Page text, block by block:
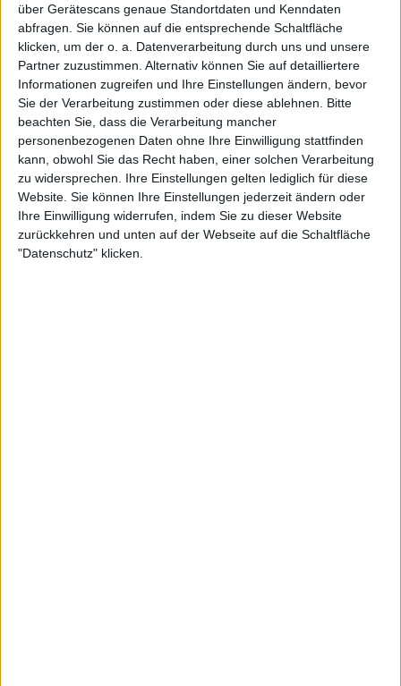
über Gerätescans genaue Standortdaten und Kenndaten
abfragen. Sie können auf die entsprechende Schaltfläche
klicken, um der o. a. Datenverarbeitung durch uns und unsere
Partner zuzustimmen. Alternativ können Sie auf detailliertere
Informationen zugreifen und Ihre Einstellungen ändern, bevor
Sie der Verarbeitung zustimmen oder diese ablehnen.
Bitte
beachten Sie, dass die Verarbeitung mancher
personenbezogenen Daten ohne Ihre Einwilligung stattfinden
kann, obwohl Sie das Recht haben, einer solchen Verarbeitung
zu widersprechen. Ihre Einstellungen gelten lediglich für diese
Website. Sie können Ihre Einstellungen jederzeit ändern oder
Ihre Einwilligung widerrufen, indem Sie zu dieser Website
zurückkehren und unten auf der Webseite auf die Schaltfläche
"Datenschutz" klicken.
Tagesform als in ungebremster Gänze. Wer das
musikalische Schaffen des Künstlers bisher gefeiert hat,
kommt an SCORPION MILK nicht vorbei. Aber auch
Hörerinnen und Hörer mit einem Faible für
apokalyptischen Post-Punk sollten unbedingt ein Ohr
riskieren.